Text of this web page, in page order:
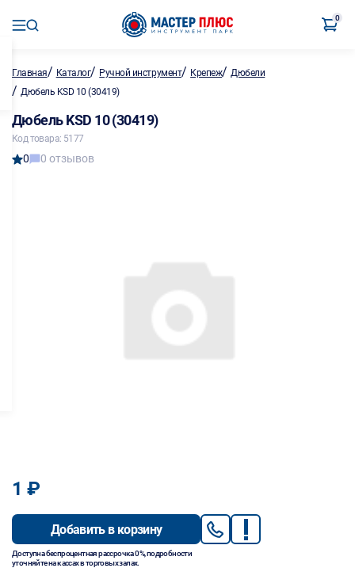
0
Главная/ Каталог/ Ручной инструмент/ Крепеж/Дюбели
/ Дюбель KSD 10 (30419)
Дюбель KSD 10 (30419)
Код товара: 5177
0 0 отзывов
1 ₽
Добавить в корзину
Доступна беспроцентная рассрочка 0%, подробности
уточняйте на кассах в торговых залах.